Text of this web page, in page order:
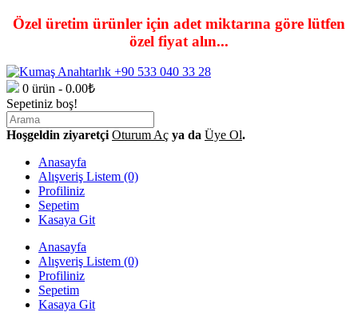
Özel üretim ürünler için adet miktarına göre lütfen
özel fiyat alın...
0 ürün - 0.00₺
Sepetiniz boş!
Hoşgeldin ziyaretçiOturum Aç ya da Üye Ol.
Anasayfa
Alışveriş Listem (0)
Profiliniz
Sepetim
Kasaya Git
Anasayfa
Alışveriş Listem (0)
Profiliniz
Sepetim
Kasaya Git